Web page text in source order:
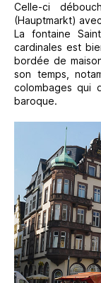
Celle-ci
(Hauptmarkt)
La fontaine
cardinales est
bordée de
son temps,
colombages qui
baroque.